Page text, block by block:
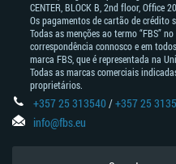
CENTER, BLOCK В, 2nd floor, Office
Os pagamentos de cartão de crédito
Todas as menções ao termo “FBS”
correspondência connosco e em
marca FBS, que é representada na
Todas as marcas comerciais
proprietários.
+357 25 313540/+357 25
info@fbs.eu